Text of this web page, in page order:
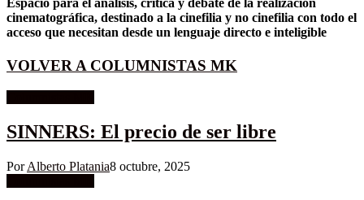
cinematográfica, destinado a la cinefilia y no cinefilia con todo el
acceso que necesitan desde un lenguaje directo e inteligible
VOLVER A COLUMNISTAS MK
SINNERS: El precio de ser libre
PorAlberto Platania8 octubre, 2025